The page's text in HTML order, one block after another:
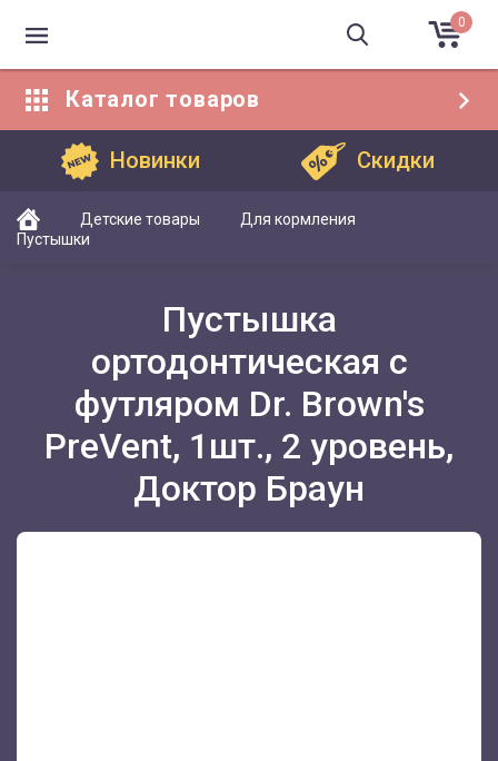
0
Каталог товаров
Новинки Скидки
Детские товары
Для кормления
Пустышки
Пустышка
ортодонтическая с
футляром Dr. Brown's
PreVent, 1шт., 2 уровень,
Доктор Браун